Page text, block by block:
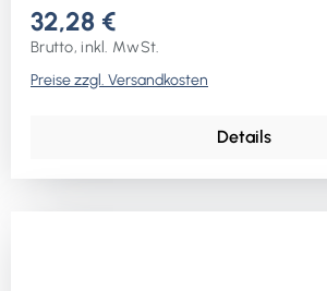
32,28 €
Brutto, inkl. MwSt.
Preise zzgl. Versandkosten
Details